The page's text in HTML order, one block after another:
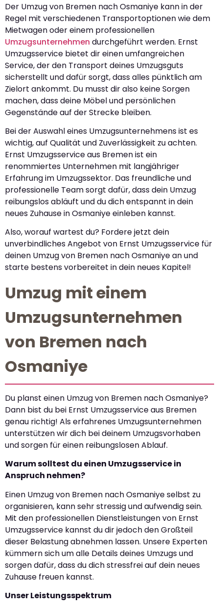
Der Umzug von Bremen nach Osmaniye kann in der
Regel mit verschiedenen Transportoptionen wie dem
Mietwagen oder einem professionellen
Umzugsunternehmen durchgeführt werden. Ernst
Umzugsservice bietet dir einen umfangreichen
Service, der den Transport deines Umzugsguts
sicherstellt und dafür sorgt, dass alles pünktlich am
Zielort ankommt. Du musst dir also keine Sorgen
machen, dass deine Möbel und persönlichen
Gegenstände auf der Strecke bleiben.
Bei der Auswahl eines Umzugsunternehmens ist es
wichtig, auf Qualität und Zuverlässigkeit zu achten.
Ernst Umzugsservice aus Bremen ist ein
renommiertes Unternehmen mit langjähriger
Erfahrung im Umzugssektor. Das freundliche und
professionelle Team sorgt dafür, dass dein Umzug
reibungslos abläuft und du dich entspannt in dein
neues Zuhause in Osmaniye einleben kannst.
Also, worauf wartest du? Fordere jetzt dein
unverbindliches Angebot von Ernst Umzugsservice für
deinen Umzug von Bremen nach Osmaniye an und
starte bestens vorbereitet in dein neues Kapitel!
Umzug mit einem
Umzugsunternehmen
von Bremen nach
Osmaniye
Du planst einen Umzug von Bremen nach Osmaniye?
Dann bist du bei Ernst Umzugsservice aus Bremen
genau richtig! Als erfahrenes Umzugsunternehmen
unterstützen wir dich bei deinem Umzugsvorhaben
und sorgen für einen reibungslosen Ablauf.
Warum solltest du einen Umzugsservice in
Anspruch nehmen?
Einen Umzug von Bremen nach Osmaniye selbst zu
organisieren, kann sehr stressig und aufwendig sein.
Mit den professionellen Dienstleistungen von Ernst
Umzugsservice kannst du dir jedoch den Großteil
dieser Belastung abnehmen lassen. Unsere Experten
kümmern sich um alle Details deines Umzugs und
sorgen dafür, dass du dich stressfrei auf dein neues
Zuhause freuen kannst.
Unser Leistungsspektrum